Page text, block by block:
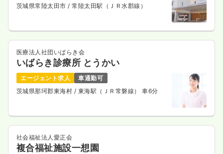
茨城県常陸太田市 / 常陸太田駅（ＪＲ水郡線）
医療法人社団いばらき会
いばらき診療所 とうかい
エージェント求人
車通勤可
茨城県那珂郡東海村 / 東海駅（ＪＲ常磐線） 車6分
社会福祉法人愛正会
複合福祉施設一想園